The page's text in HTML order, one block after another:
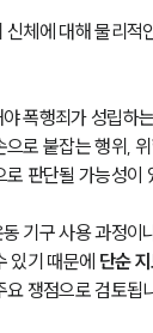
신체에 대해 물리적
폭행죄가 성립하
로 붙잡는 행위,
판단될 가능성이
기구 사용 과정이
있기 때문에 단순
요 쟁점으로 검토됩